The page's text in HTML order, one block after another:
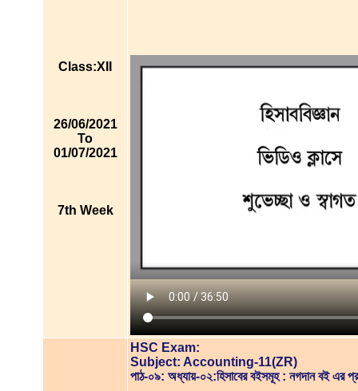
Class:XII
26/06/2021
To
01/07/2021
7th Week
HSC Exam:
Subject: Accounting-11(ZR)
পাঠ-০৯: অধ্যায়-০২:হিসাবের বইসমূহ : নগদান বই